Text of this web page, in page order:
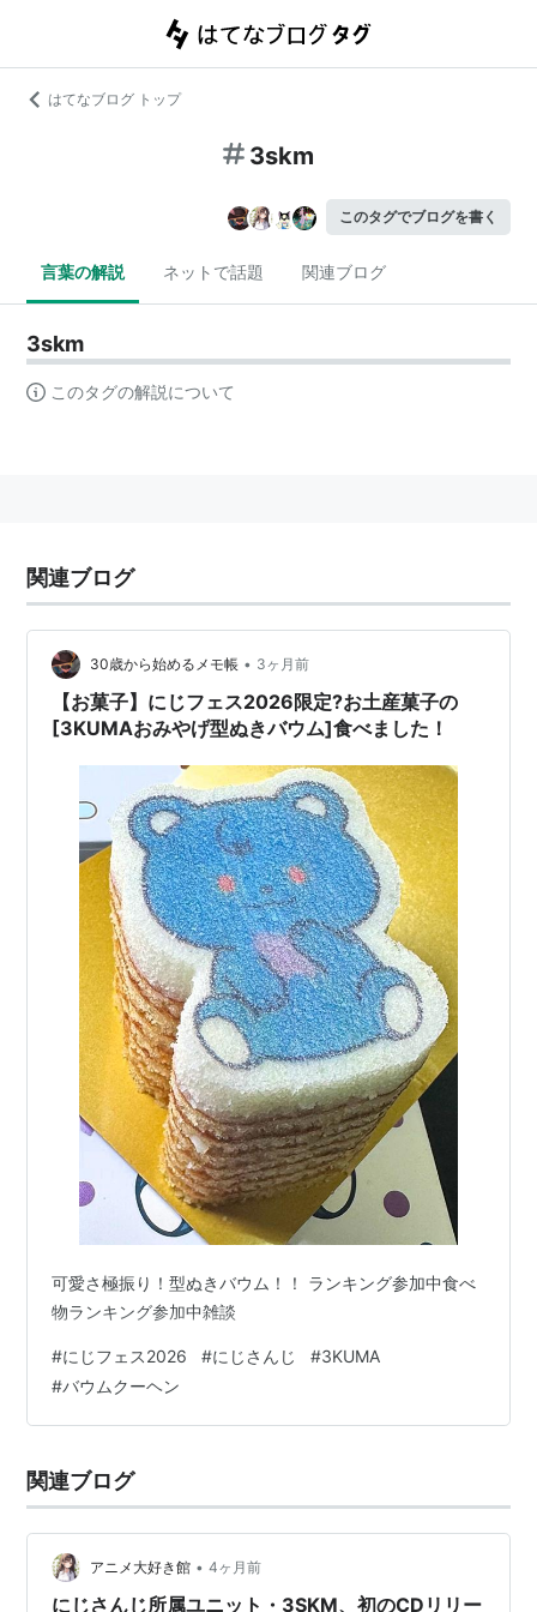
はてなブログ トップ
3skm
このタグでブログを書く
言葉の解説 ネットで話題 関連ブログ
3skm
このタグの解説について
関連ブログ
30歳から始めるメモ帳 • 3ヶ月前
【お菓子】にじフェス2026限定?お土産菓子の
[3KUMAおみやげ型ぬきバウム]食べました！
可愛さ極振り！型ぬきバウム！！ ランキング参加中食べ
物ランキング参加中雑談
#にじフェス2026 #にじさんじ #3KUMA
#バウムクーヘン
関連ブログ
アニメ大好き館 • 4ヶ月前
にじさんじ所属ユニット・3SKM、初のCDリリー